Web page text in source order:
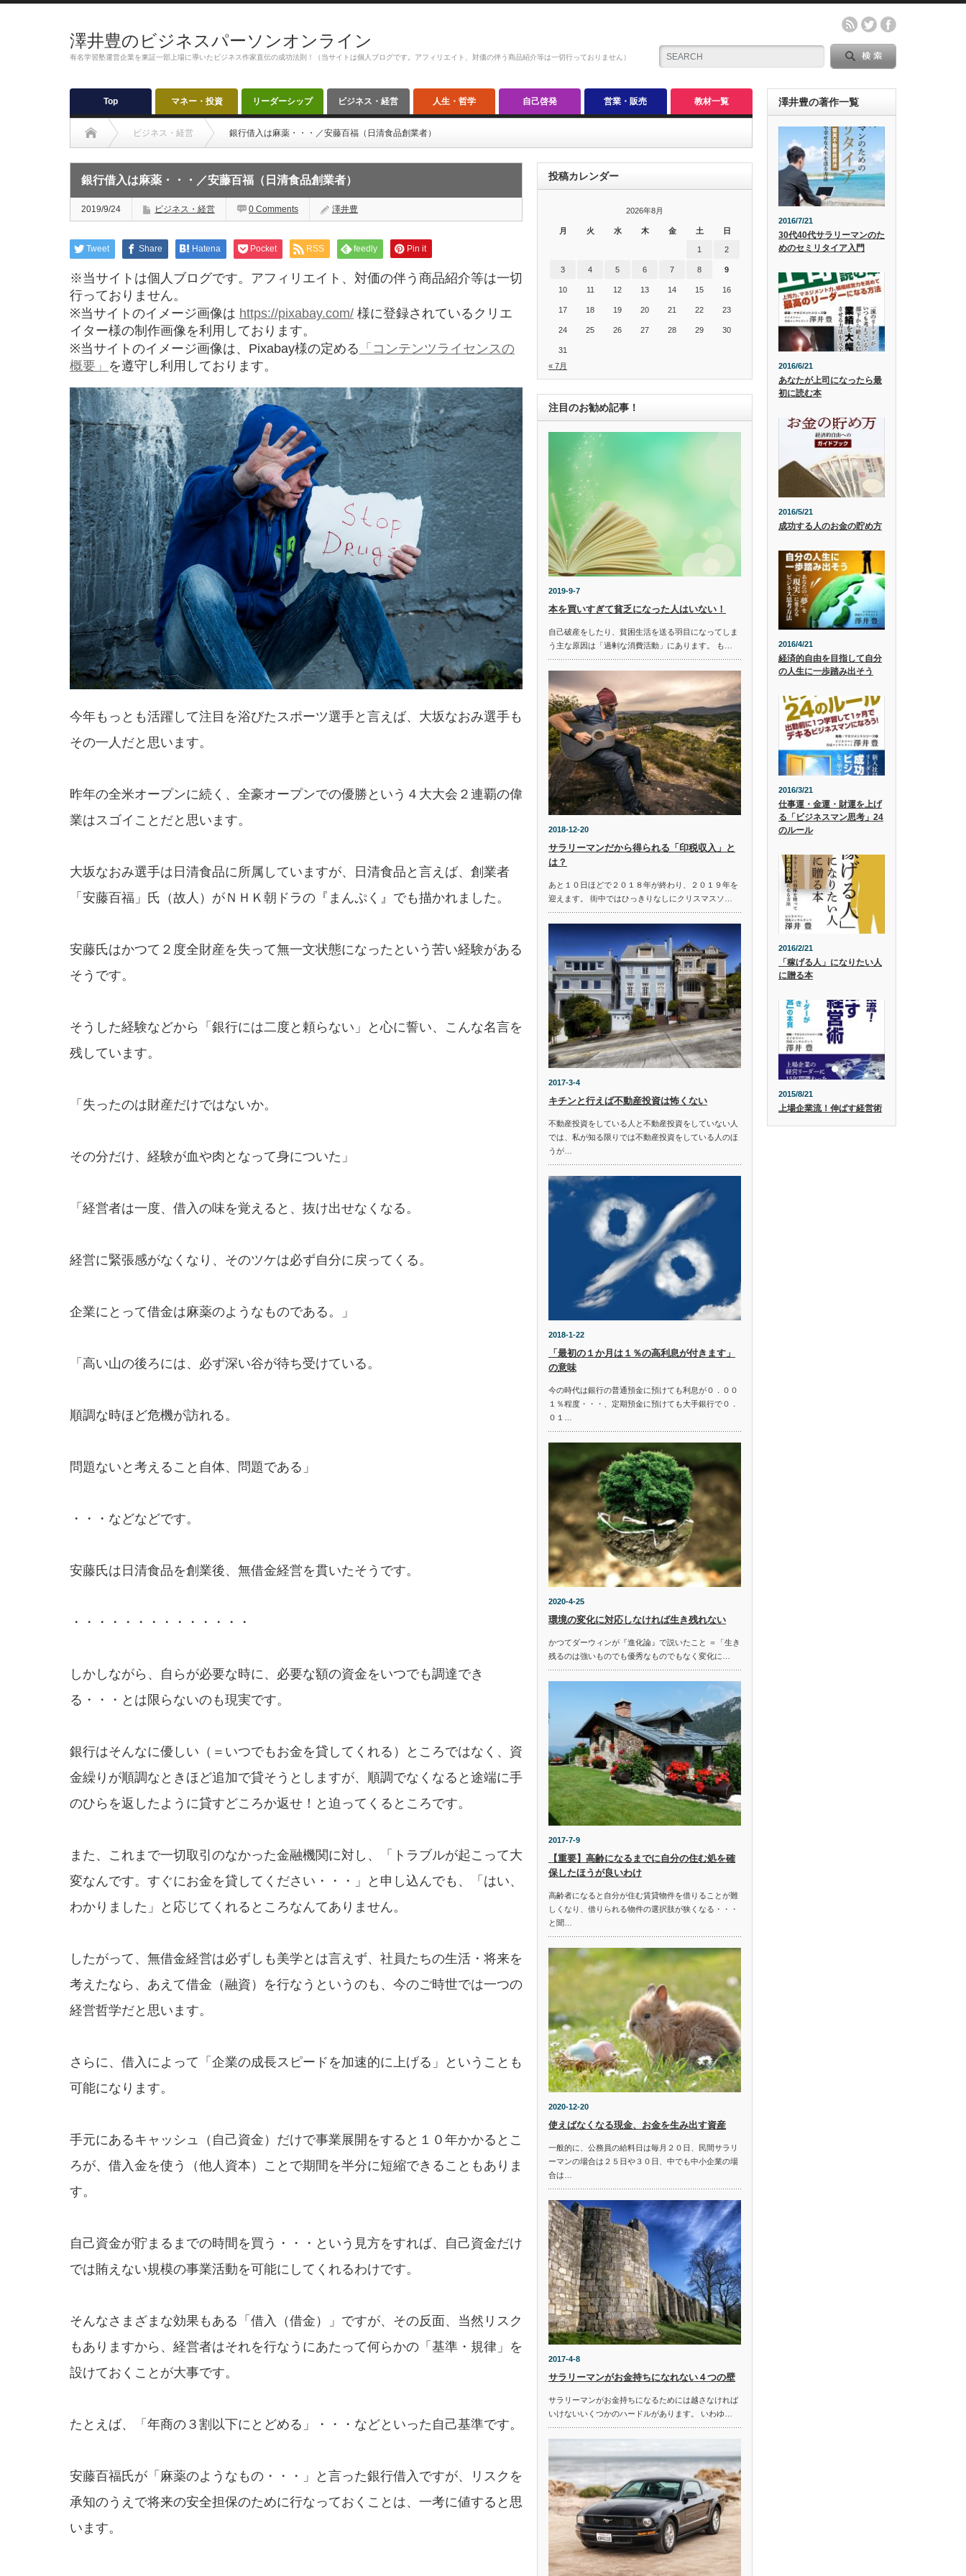
澤井豊のビジネスパーソンオンライン
有名学習塾運営企業を東証一部上場に導いたビジネス作家直伝の成功法則！（当サイトは個人ブログです。アフィリエイト、対価の伴う商品紹介等は一切行っておりません）
Top マネー・投資 リーダーシップ ビジネス・経営 人生・哲学 自己啓発 営業・販売 教材一覧
ビジネス・経営 銀行借入は麻薬・・・／安藤百福（日清食品創業者）
銀行借入は麻薬・・・／安藤百福（日清食品創業者）
2019/9/24 ビジネス・経営 0 Comments 澤井豊
Tweet Share Hatena Pocket RSS feedly Pin it
※当サイトは個人ブログです。アフィリエイト、対価の伴う商品紹介等は一切
行っておりません。
※当サイトのイメージ画像は https://pixabay.com/ 様に登録されているクリエ
イター様の制作画像を利用しております。
※当サイトのイメージ画像は、Pixabay様の定める 「コンテンツライセンスの
概要」 を遵守し利用しております。
今年もっとも活躍して注目を浴びたスポーツ選手と言えば、大坂なおみ選手も
その一人だと思います。
昨年の全米オープンに続く、全豪オープンでの優勝という４大大会２連覇の偉
業はスゴイことだと思います。
大坂なおみ選手は日清食品に所属していますが、日清食品と言えば、創業者
「安藤百福」氏（故人）がＮＨＫ朝ドラの『まんぷく』でも描かれました。
安藤氏はかつて２度全財産を失って無一文状態になったという苦い経験がある
そうです。
そうした経験などから「銀行には二度と頼らない」と心に誓い、こんな名言を
残しています。
「失ったのは財産だけではないか。
その分だけ、経験が血や肉となって身についた」
「経営者は一度、借入の味を覚えると、抜け出せなくなる。
経営に緊張感がなくなり、そのツケは必ず自分に戻ってくる。
企業にとって借金は麻薬のようなものである。」
「高い山の後ろには、必ず深い谷が待ち受けている。
順調な時ほど危機が訪れる。
問題ないと考えること自体、問題である」
・・・などなどです。
安藤氏は日清食品を創業後、無借金経営を貫いたそうです。
・・・・・・・・・・・・・・
しかしながら、自らが必要な時に、必要な額の資金をいつでも調達でき
る・・・とは限らないのも現実です。
銀行はそんなに優しい（＝いつでもお金を貸してくれる）ところではなく、資
金繰りが順調なときほど追加で貸そうとしますが、順調でなくなると途端に手
のひらを返したように貸すどころか返せ！と迫ってくるところです。
また、これまで一切取引のなかった金融機関に対し、「トラブルが起こって大
変なんです。すぐにお金を貸してください・・・」と申し込んでも、「はい、
わかりました」と応じてくれるところなんてありません。
したがって、無借金経営は必ずしも美学とは言えず、社員たちの生活・将来を
考えたなら、あえて借金（融資）を行なうというのも、今のご時世では一つの
経営哲学だと思います。
さらに、借入によって「企業の成長スピードを加速的に上げる」ということも
可能になります。
手元にあるキャッシュ（自己資金）だけで事業展開をすると１０年かかるとこ
ろが、借入金を使う（他人資本）ことで期間を半分に短縮できることもありま
す。
自己資金が貯まるまでの時間を買う・・・という見方をすれば、自己資金だけ
では賄えない規模の事業活動を可能にしてくれるわけです。
そんなさまざまな効果もある「借入（借金）」ですが、その反面、当然リスク
もありますから、経営者はそれを行なうにあたって何らかの「基準・規律」を
設けておくことが大事です。
たとえば、「年商の３割以下にとどめる」・・・などといった自己基準です。
安藤百福氏が「麻薬のようなもの・・・」と言った銀行借入ですが、リスクを
承知のうえで将来の安全担保のために行なっておくことは、一考に値すると思
います。
投稿カレンダー
2026年8月
月 火 水 木 金 土 日
1 2
3 4 5 6 7 8 9
10 11 12 13 14 15 16
17 18 19 20 21 22 23
24 25 26 27 28 29 30
31
« 7月
注目のお勧め記事！
2019-9-7
本を買いすぎて貧乏になった人はいない！
自己破産をしたり、貧困生活を送る羽目になってしま
う主な原因は「過剰な消費活動」にあります。 も…
2018-12-20
サラリーマンだから得られる「印税収入」と
は？
あと１０日ほどで２０１８年が終わり、２０１９年を
迎えます。 街中ではひっきりなしにクリスマスソ…
2017-3-4
キチンと行えば不動産投資は怖くない
不動産投資をしている人と不動産投資をしていない人
では、私が知る限りでは不動産投資をしている人のほ
うが…
2018-1-22
「最初の１か月は１％の高利息が付きます」
の意味
今の時代は銀行の普通預金に預けても利息が０．００
１％程度・・・、定期預金に預けても大手銀行で０．
０１…
2020-4-25
環境の変化に対応しなければ生き残れない
かつてダーウィンが『進化論』で説いたこと ＝「生き
残るのは強いものでも優秀なものでもなく変化に…
2017-7-9
【重要】高齢になるまでに自分の住む処を確
保したほうが良いわけ
高齢者になると自分が住む賃貸物件を借りることが難
しくなり、借りられる物件の選択肢が狭くなる・・・
と聞…
2020-12-20
使えばなくなる現金、お金を生み出す資産
一般的に、公務員の給料日は毎月２０日、民間サラリ
ーマンの場合は２５日や３０日、中でも中小企業の場
合は…
2017-4-8
サラリーマンがお金持ちになれない４つの壁
サラリーマンがお金持ちになるためには越さなければ
いけないいくつかのハードルがあります。 いわゆ…
澤井豊の著作一覧
2016/7/21
30代40代サラリーマンのた
めのセミリタイア入門
2016/6/21
あなたが上司になったら最
初に読む本
2016/5/21
成功する人のお金の貯め方
2016/4/21
経済的自由を目指して自分
の人生に一歩踏み出そう
2016/3/21
仕事運・金運・財運を上げ
る「ビジネスマン思考」24
のルール
2016/2/21
「稼げる人」になりたい人
に贈る本
2015/8/21
上場企業流！伸ばす経営術